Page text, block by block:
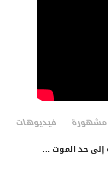
مشهورة فيديوهات
إلى حد الموت …